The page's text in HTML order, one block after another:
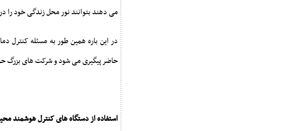
می دهند بتوانند نور محل زندگی خود
در این باره همین طور به مسئله
حاضر پیگیری می شود و شرکت های بزرگ
استفاده از دستگاه های کنترل هوشمند